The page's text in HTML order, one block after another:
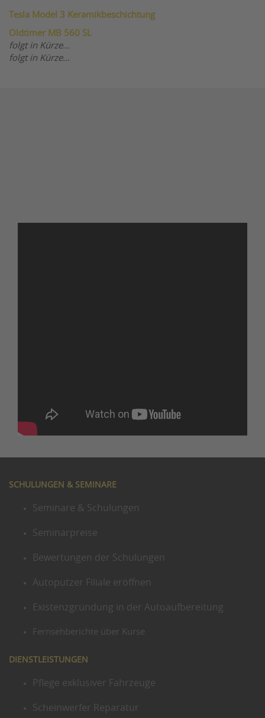
Tesla Model 3 Keramikbeschichtung
Oldtimer MB 560 SL
folgt in Kürze...
folgt in Kürze...
SCHULUNGEN & SEMINARE
Seminare & Schulungen
Seminarpreise
Bewertungen der Schulungen
Autoputzer Filiale eröffnen
Existenzgründung in der Autoaufbereitung
Fernsehberichte über Kurse
DIENSTLEISTUNGEN
Pflege exklusiver Fahrzeuge
Scheinwerfer Reparatur